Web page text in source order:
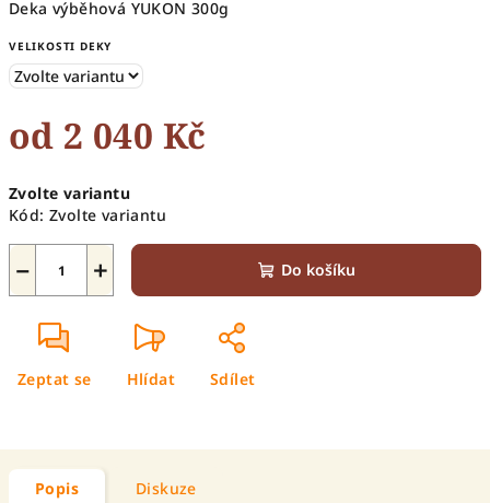
Deka výběhová YUKON 300g
VELIKOSTI DEKY
od 2 040 Kč
cena:
Zvolte variantu
Kód: Zvolte variantu
+
− Do košíku
Zeptat se Hlídat Sdílet
Popis Diskuze